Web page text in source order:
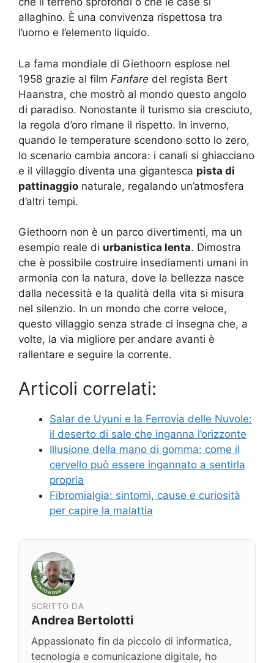
allaghino. È una convivenza rispettosa tra
l’uomo e l’elemento liquido.
La fama mondiale di Giethoorn esplose nel
1958 grazie al film Fanfare del regista Bert
Haanstra, che mostrò al mondo questo angolo
di paradiso. Nonostante il turismo sia cresciuto,
la regola d’oro rimane il rispetto. In inverno,
quando le temperature scendono sotto lo zero,
lo scenario cambia ancora: i canali si ghiacciano
e il villaggio diventa una gigantesca pista di
pattinaggio naturale, regalando un’atmosfera
d’altri tempi.
Giethoorn non è un parco divertimenti, ma un
esempio reale di urbanistica lenta. Dimostra
che è possibile costruire insediamenti umani in
armonia con la natura, dove la bellezza nasce
dalla necessità e la qualità della vita si misura
nel silenzio. In un mondo che corre veloce,
questo villaggio senza strade ci insegna che, a
volte, la via migliore per andare avanti è
rallentare e seguire la corrente.
Articoli correlati:
Salar de Uyuni e la Ferrovia delle Nuvole:
il deserto di sale che inganna l’orizzonte
Illusione della mano di gomma: come il
cervello può essere ingannato a sentirla
propria
Fibromialgia: sintomi, cause e curiosità
per capire la malattia
SCRITTO DA
Andrea Bertolotti
Appassionato fin da piccolo di informatica,
tecnologia e comunicazione digitale, ho